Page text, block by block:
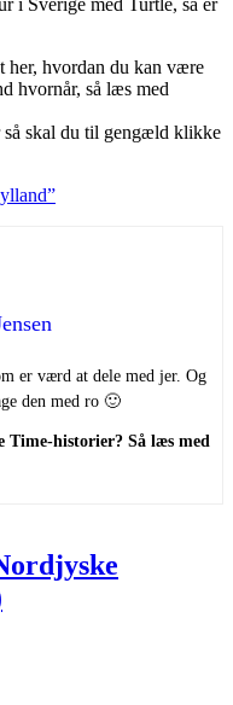
hvordan du kan være
hvornår, så læs med
så skal du til gengæld klikke
er værd at dele med jer. Og
den med ro 🙂
historier? Så læs med